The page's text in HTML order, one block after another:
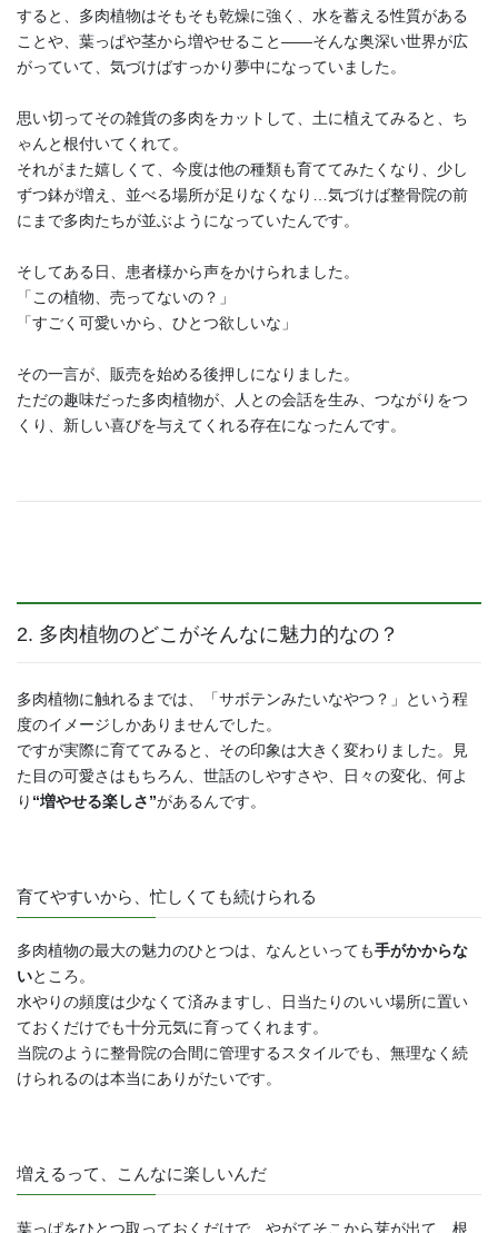
すると、多肉植物はそもそも乾燥に強く、水を蓄える性質がある
ことや、葉っぱや茎から増やせること――そんな奥深い世界が広
がっていて、気づけばすっかり夢中になっていました。
思い切ってその雑貨の多肉をカットして、土に植えてみると、ち
ゃんと根付いてくれて。
それがまた嬉しくて、今度は他の種類も育ててみたくなり、少し
ずつ鉢が増え、並べる場所が足りなくなり…気づけば整骨院の前
にまで多肉たちが並ぶようになっていたんです。
そしてある日、患者様から声をかけられました。
「この植物、売ってないの？」
「すごく可愛いから、ひとつ欲しいな」
その一言が、販売を始める後押しになりました。
ただの趣味だった多肉植物が、人との会話を生み、つながりをつ
くり、新しい喜びを与えてくれる存在になったんです。
2. 多肉植物のどこがそんなに魅力的なの？
多肉植物に触れるまでは、「サボテンみたいなやつ？」という程
度のイメージしかありませんでした。
ですが実際に育ててみると、その印象は大きく変わりました。見
た目の可愛さはもちろん、世話のしやすさや、日々の変化、何よ
り “増やせる楽しさ”があるんです。
育てやすいから、忙しくても続けられる
多肉植物の最大の魅力のひとつは、なんといっても手がかからな
いところ。
水やりの頻度は少なくて済みますし、日当たりのいい場所に置い
ておくだけでも十分元気に育ってくれます。
当院のように整骨院の合間に管理するスタイルでも、無理なく続
けられるのは本当にありがたいです。
増えるって、こんなに楽しいんだ
葉っぱをひとつ取っておくだけで、やがてそこから芽が出て、根